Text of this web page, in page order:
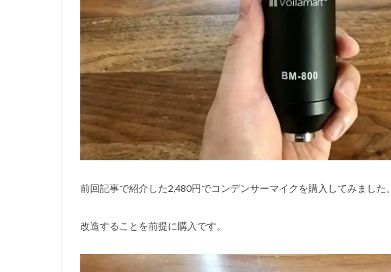
前回記事で紹介した2,480円でコンデンサーマイクを購入してみました。
改造することを前提に購入です。